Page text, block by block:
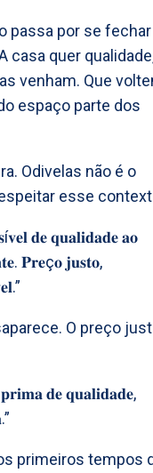
passa por se fechar
casa quer
venham. Que
espaço parte dos
Odivelas não é o
esse
𝐝𝐞 𝐪𝐮𝐚𝐥𝐢𝐝𝐚𝐝𝐞 𝐚𝐨
𝐏𝐫𝐞ç𝐨 𝐣𝐮𝐬𝐭𝐨,
O preço
𝐝𝐞 𝐪𝐮𝐚𝐥𝐢𝐝𝐚𝐝𝐞,
primeiros tempos